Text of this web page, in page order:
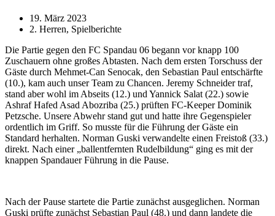
19. März 2023
2. Herren, Spielberichte
Die Partie gegen den FC Spandau 06 begann vor knapp 100
Zuschauern ohne großes Abtasten. Nach dem ersten Torschuss der
Gäste durch Mehmet-Can Senocak, den Sebastian Paul entschärfte
(10.), kam auch unser Team zu Chancen. Jeremy Schneider traf,
stand aber wohl im Abseits (12.) und Yannick Salat (22.) sowie
Ashraf Hafed Asad Abozriba (25.) prüften FC-Keeper Dominik
Petzsche. Unsere Abwehr stand gut und hatte ihre Gegenspieler
ordentlich im Griff. So musste für die Führung der Gäste ein
Standard herhalten. Norman Guski verwandelte einen Freistoß (33.)
direkt. Nach einer „ballentfernten Rudelbildung“ ging es mit der
knappen Spandauer Führung in die Pause.
Nach der Pause startete die Partie zunächst ausgeglichen. Norman
Guski prüfte zunächst Sebastian Paul (48.) und dann landete die